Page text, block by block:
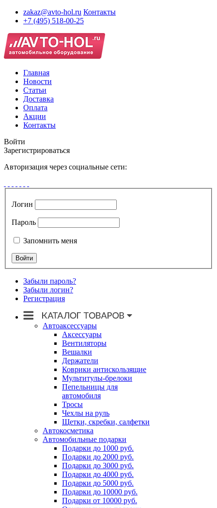
zakaz@avto-hol.ru Контакты
+7 (495) 518-00-25
Главная
Новости
Статьи
Доставка
Оплата
Акции
Контакты
Войти
Зарегистрироваться
Авторизация через социальные сети:
Логин
Пароль
Запомнить меня
Забыли пароль?
Забыли логин?
Регистрация
Автоаксессуары
Аксессуары
Вентиляторы
Вешалки
Держатели
Коврики антискользящие
Мультитулы-брелоки
Пепельницы для
автомобиля
Тросы
Чехлы на руль
Щетки, скребки, салфетки
Автокосметика
Автомобильные подарки
Подарки до 1000 руб.
Подарки до 2000 руб.
Подарки до 3000 руб.
Подарки до 4000 руб.
Подарки до 5000 руб.
Подарки до 10000 руб.
Подарки от 10000 руб.